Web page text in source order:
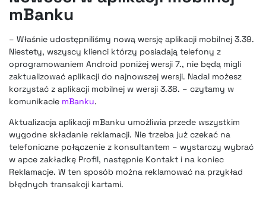
mBanku
– Właśnie udostępniliśmy nową wersję aplikacji mobilnej 3.39.
Niestety, wszyscy klienci którzy posiadają telefony z
oprogramowaniem Android poniżej wersji 7., nie będą migli
zaktualizować aplikacji do najnowszej wersji. Nadal możesz
korzystać z aplikacji mobilnej w wersji 3.38. – czytamy w
komunikacie mBanku.
Aktualizacja aplikacji mBanku umożliwia przede wszystkim
wygodne składanie reklamacji. Nie trzeba już czekać na
telefoniczne połączenie z konsultantem – wystarczy wybrać
w apce zakładkę Profil, następnie Kontakt i na koniec
Reklamacje. W ten sposób można reklamować na przykład
błędnych transakcji kartami.